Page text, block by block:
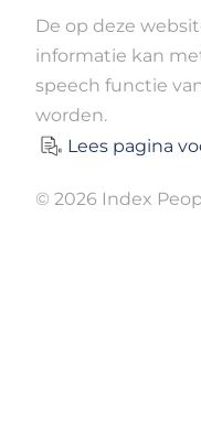
De op deze
informatie kan
speech functie
worden.
Lees pagina
© 2026 Index